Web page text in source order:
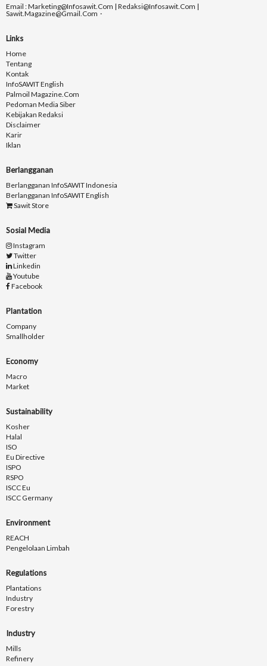
Email : Marketing@infosawit.com | Redaksi@infosawit.com |
Sawit.magazine@gmail.com
Links
Home
Tentang
Kontak
InfoSAWIT English
Palmoil Magazine.com
Pedoman Media Siber
Kebijakan Redaksi
Disclaimer
Karir
Iklan
Berlangganan
Berlangganan InfoSAWIT Indonesia
Berlangganan InfoSAWIT English
Sawit Store
Sosial Media
Instagram
Twitter
Linkedin
Youtube
Facebook
Plantation
Company
Smallholder
Economy
Macro
Market
Sustainability
Kosher
Halal
ISO
Eu Directive
ISPO
RSPO
ISCC Eu
ISCC Germany
Environment
REACH
Pengelolaan Limbah
Regulations
Plantations
Industry
Forestry
Industry
Mills
Refinery